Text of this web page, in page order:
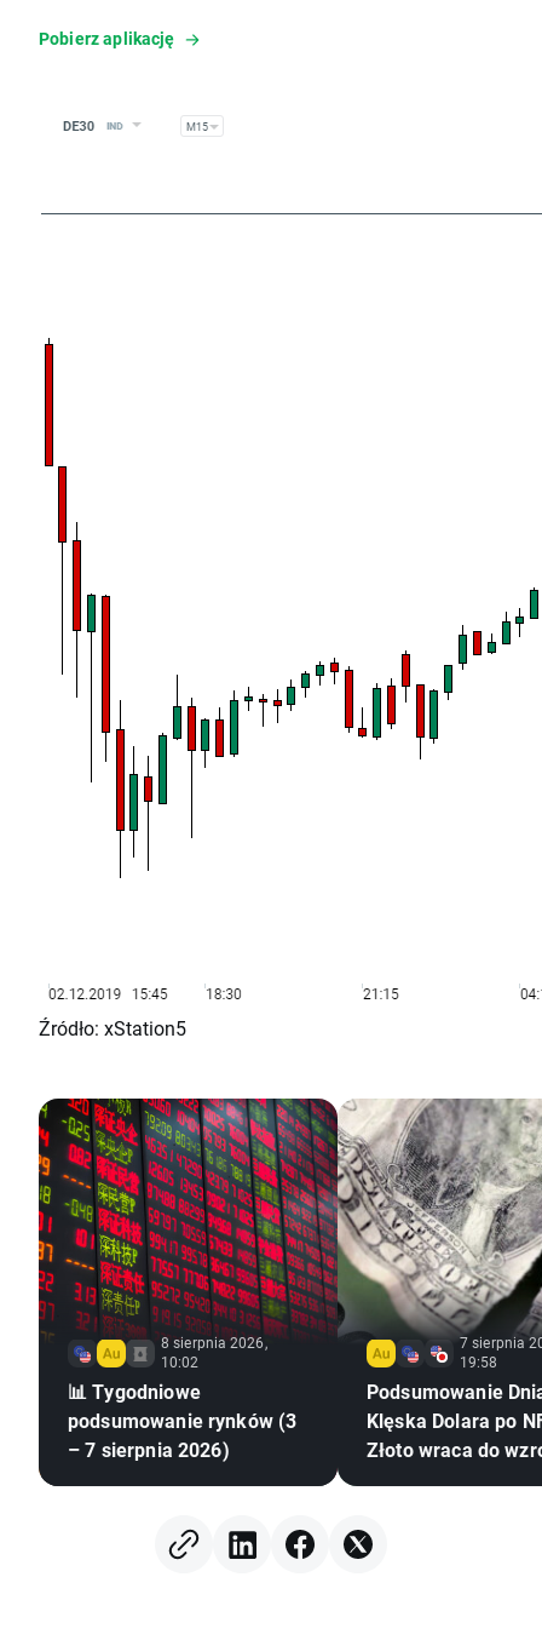
Pobierz aplikację
Źródło: xStation5
8 sierpnia 2026,
10:02
📊 Tygodniowe
podsumowanie rynków (3
– 7 sierpnia 2026)
7 sierpnia
19:58
Podsumowanie
Klęska Dolara po
Złoto wraca do